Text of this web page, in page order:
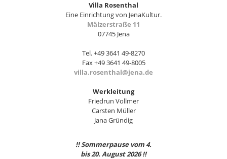
Villa Rosenthal
Eine Einrichtung von JenaKultur.
Mälzerstraße 11
07745 Jena
Tel. +49 3641 49-8270
Fax +49 3641 49-8005
villa.rosenthal@jena.de
Werkleitung
Friedrun Vollmer
Carsten Müller
Jana Gründig
!! Sommerpause vom 4.
bis 20. August 2026 !!